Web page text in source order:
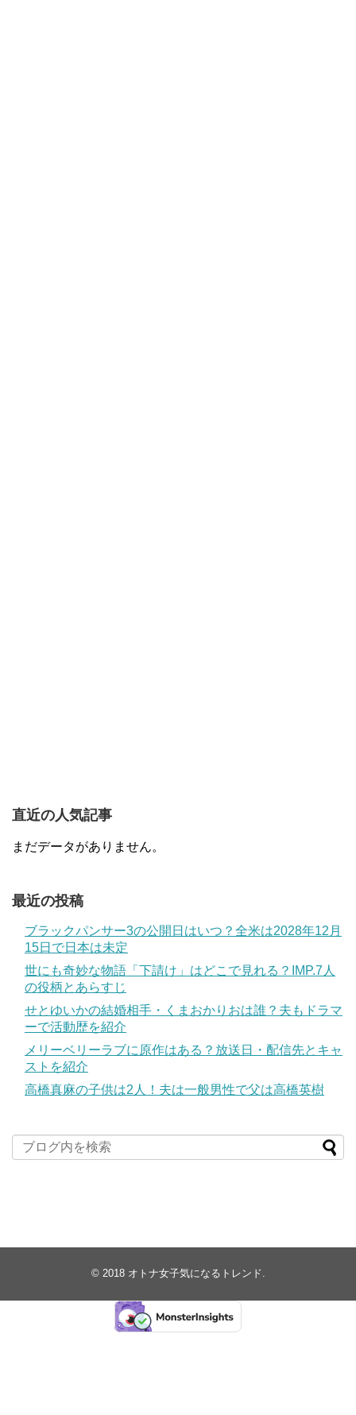
直近の人気記事
まだデータがありません。
最近の投稿
ブラックパンサー3の公開日はいつ？全米は2028年12月
15日で日本は未定
世にも奇妙な物語「下請け」はどこで見れる？IMP.7人
の役柄とあらすじ
せとゆいかの結婚相手・くまおかりおは誰？夫もドラマ
ーで活動歴を紹介
メリーベリーラブに原作はある？放送日・配信先とキャ
ストを紹介
高橋真麻の子供は2人！夫は一般男性で父は高橋英樹
© 2018 オトナ女子気になるトレンド